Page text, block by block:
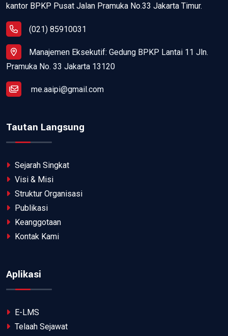
kantor BPKP Pusat Jalan Pramuka No.33 Jakarta Timur.
(021) 85910031
Manajemen Eksekutif: Gedung BPKP Lantai 11 Jln.
Pramuka No. 33 Jakarta 13120
me.aaipi@gmail.com
Tautan Langsung
Sejarah Singkat
Visi & Misi
Struktur Organisasi
Publikasi
Keanggotaan
Kontak Kami
Aplikasi
E-LMS
Telaah Sejawat